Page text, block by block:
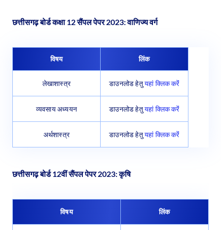
छत्तीसगढ़ बोर्ड कक्षा 12 सैंपल पेपर 2023: वाणिज्य वर्ग
विषय लिंक
लेखाशास्त्र डाउनलोड हेतुयहां क्लिक करेंं
व्यवसाय अध्ययन डाउनलोड हेतुयहां क्लिक करेंं
अर्थशास्त्र डाउनलोड हेतुयहां क्लिक करेंं
छत्तीसगढ़ बोर्ड 12वीं सैंपल पेपर 2023: कृषि
विषय लिंक